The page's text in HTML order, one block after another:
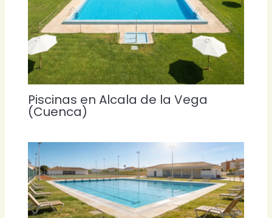
Piscinas en Alcala de la Vega
(Cuenca)